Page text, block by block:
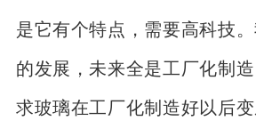
是它有个特点，需要高科技
的发展，未来全是工厂化制
求玻璃在工厂化制造好以后变